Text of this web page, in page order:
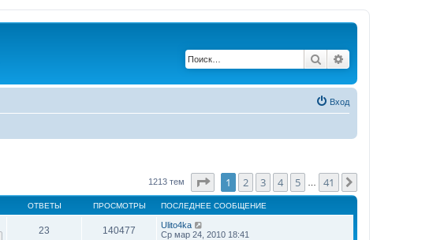
Поиск
Вход
1213 тем Страница 1 из41
1 2 3 4 5 41
ОТВЕТЫ ПРОСМОТРЫ ПОСЛЕДНЕЕ СООБЩЕНИЕ
23 140477
Ulito4ka
Ср мар 24, 2010 18:41